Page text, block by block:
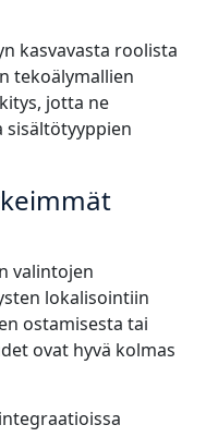
kasvavasta roolista
tekoälymallien
jotta ne
sisältötyyppien
valintojen
lokalisointiin
ostamisesta tai
ovat hyvä kolmas